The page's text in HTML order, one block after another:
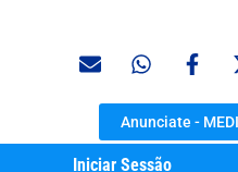
Iniciar Sessão
Anunciate -